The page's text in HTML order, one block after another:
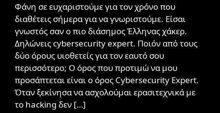
Φάνη σε ευχαριστούμε για τον χρόνο που
διαθέτεις σήμερα για να γνωριστούμε. Είσαι
γνωστός σαν ο πιο διάσημος Έλληνας χάκερ.
Δηλώνεις cybersecurity expert. Ποιόν από τους
δύο όρους υιοθετείς για τον εαυτό σου
περισσότερο; Ο όρος που προτιμώ να μου
προσάπτεται είναι ο όρος Cybersecurity Expert.
Όταν ξεκίνησα να ασχολούμαι ερασιτεχνικά με
το hacking δεν […]